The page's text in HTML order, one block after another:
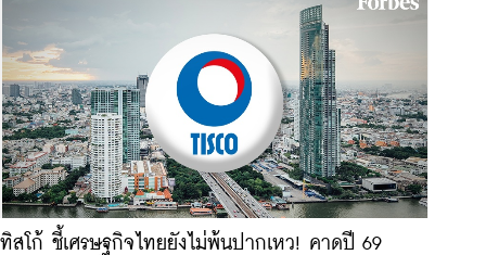
ทิสโก้ ชี้เศรษฐกิจไทยยังไม่พ้นปากเหว! คาดปี 69